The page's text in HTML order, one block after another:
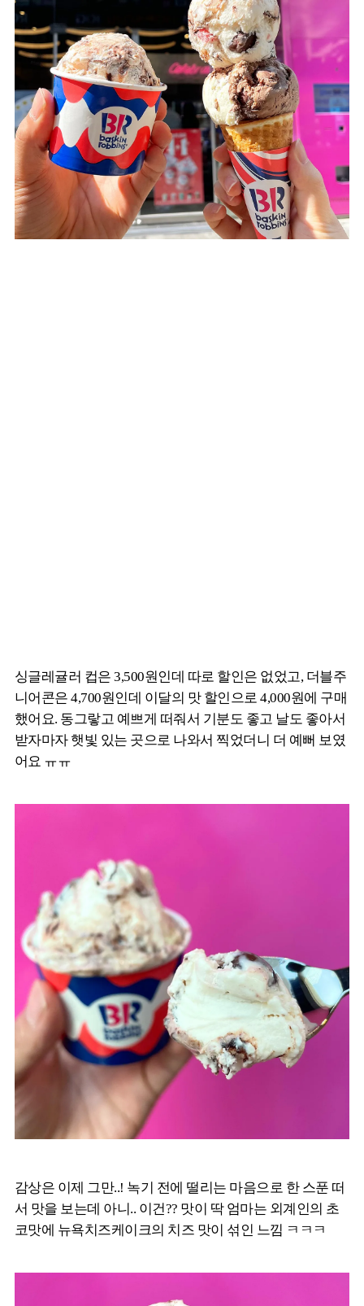
싱글레귤러 컵은 3,500원인데 따로 할인은 없었고, 더블주
니어콘은 4,700원인데 이달의 맛 할인으로 4,000원에 구매
했어요. 동그랗고 예쁘게 떠줘서 기분도 좋고 날도 좋아서
받자마자 햇빛 있는 곳으로 나와서 찍었더니 더 예뻐 보였
어요 ㅠㅠ
감상은 이제 그만..! 녹기 전에 떨리는 마음으로 한 스푼 떠
서 맛을 보는데 아니.. 이건?? 맛이 딱 엄마는 외계인의 초
코맛에 뉴욕치즈케이크의 치즈 맛이 섞인 느낌 ㅋㅋㅋ